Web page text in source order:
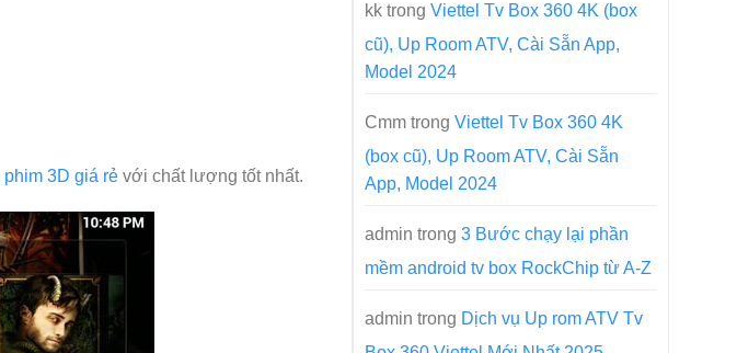
phim 3D giá rẻvới chất lượng tốt nhất.
kk trong Viettel Tv Box 360 4K (box
cũ), Up Room ATV, Cài Sẵn App,
Model 2024
Cmm trong Viettel Tv Box 360 4K
(box cũ), Up Room ATV, Cài Sẵn
App, Model 2024
admin trong 3 Bước chạy lại phần
mềm android tv box RockChip từ A-Z
admin trong Dịch vụ Up rom ATV Tv